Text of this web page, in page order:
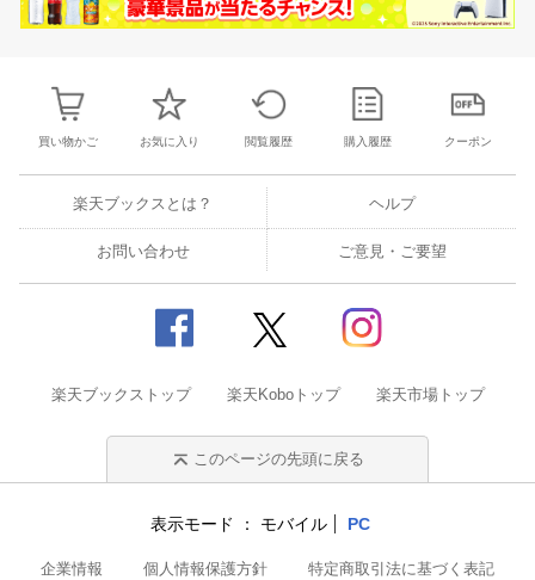
買い物かご お気に入り 閲覧履歴 購入履歴 クーポン
楽天ブックスとは？ ヘルプ
お問い合わせ ご意見・ご要望
楽天ブックストップ 楽天Koboトップ 楽天市場トップ
このページの先頭に戻る
表示モード モバイル PC
企業情報 個人情報保護方針 特定商取引法に基づく表記